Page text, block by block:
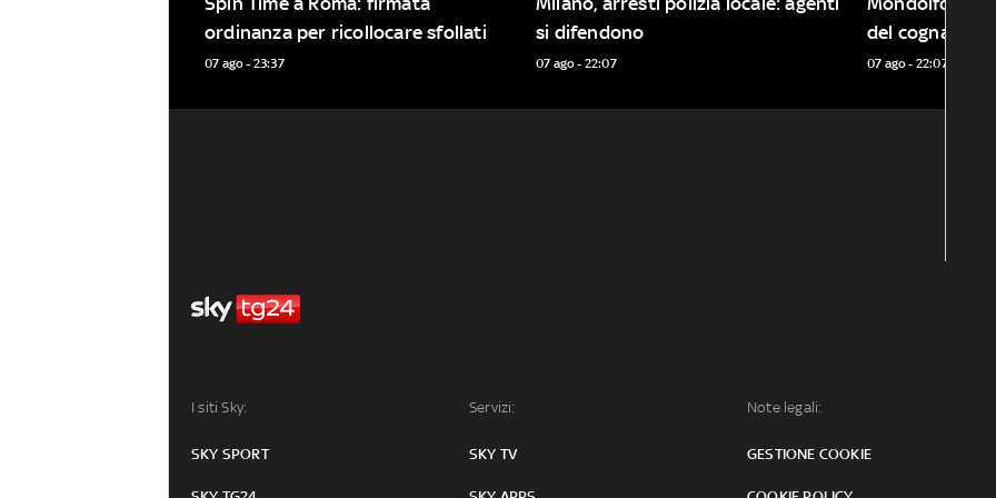
ordinanza per ricollocare sfollati
07 ago - 23:37 07 ago - 22:07
del cognato
07 ago - 22:07
I siti Sky:
SKY SPORT
Servizi:
SKY TV
Note legali:
GESTIONE COOKIE